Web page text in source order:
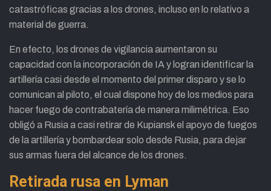
catastróficas gracias a los drones, incluso en lo relativo a
material de guerra.
En efecto, los drones de vigilancia aumentaron su
capacidad con la incorporación de IA y logran identificar la
artillería casi desde el momento del primer disparo y se lo
comunican al piloto, el cual dispone hoy de los medios para
hacer fuego de contrabatería de manera milimétrica. Eso
obligó a Rusia a casi retirar de Kupiansk el apoyo de fuegos
de la artillería y bombardear solo desde Rusia, para dejar
sus armas fuera del alcance de los drones.
Retirada rusa en Lyman